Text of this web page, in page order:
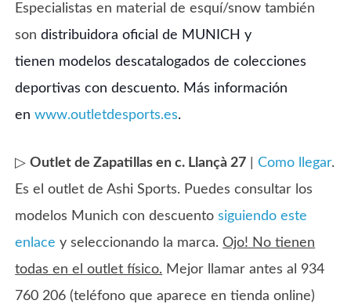
Especialistas en material de esquí/snow también
sondistribuidora oficial de MUNICH y
tienen modelos descatalogados de colecciones
deportivas con descuento. Más información
enwww.outletdesports.es.
▷Outlet de Zapatillas en c. Llançà 27 |Como llegar.
Es el outlet de Ashi Sports. Puedes consultar los
modelos Munich con descuentosiguiendo este
enlace y seleccionando la marca.Ojo! No tienen
todas en el outlet físico. Mejor llamar antes al 934
760 206 (teléfono que aparece en tienda online)